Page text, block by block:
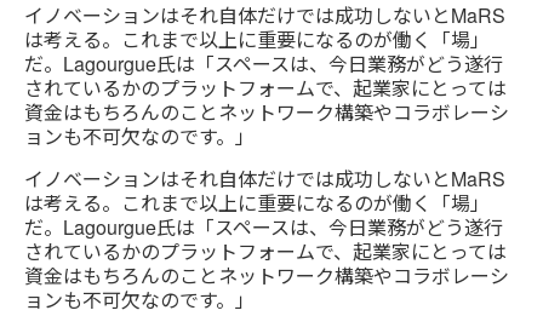
イノベーションはそれ自体だけでは成功しないとMaRS
は考える。これまで以上に重要になるのが働く「場」
だ。Lagourgue氏は「スペースは、今日業務がどう遂行
されているかのプラットフォームで、起業家にとっては
資金はもちろんのことネットワーク構築やコラボレーシ
ョンも不可欠なのです。」
イノベーションはそれ自体だけでは成功しないとMaRS
は考える。これまで以上に重要になるのが働く「場」
だ。Lagourgue氏は「スペースは、今日業務がどう遂行
されているかのプラットフォームで、起業家にとっては
資金はもちろんのことネットワーク構築やコラボレーシ
ョンも不可欠なのです。」